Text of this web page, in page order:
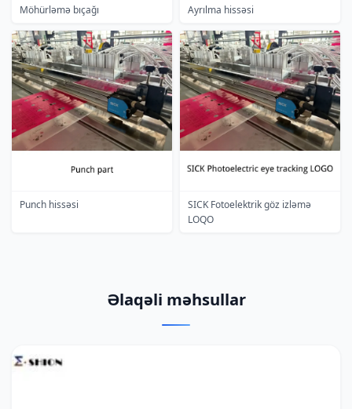
Möhürləmə bıçağı Ayrılma hissəsi
Punch hissəsi
SICK Fotoelektrik göz izləmə
LOQO
Əlaqəli məhsullar